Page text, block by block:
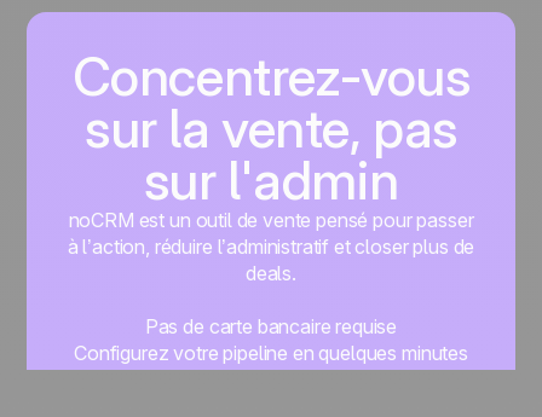
Concentrez-vous
sur la vente, pas
sur l'admin
noCRM est un outil de vente pensé pour passer
à l’action, réduire l’administratif et closer plus de
deals.
Pas de carte bancaire requise
Configurez votre pipeline en quelques minutes